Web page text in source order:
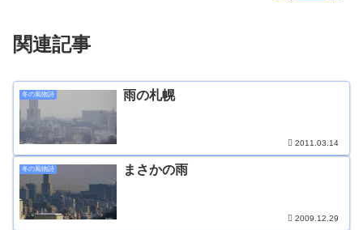
関連記事
冬の風物詩 雨の札幌
2011.03.14
冬の風物詩 まさかの雨
2009.12.29